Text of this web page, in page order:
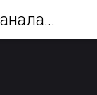
Новостная лента Телеканала Интекс 14.12.22.